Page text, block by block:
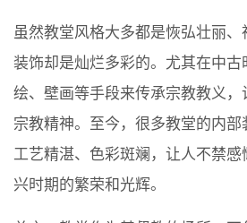
虽然教堂风格大多都是恢弘壮丽
装饰却是灿烂多彩的。尤其在中古
绘、壁画等手段来传承宗教教义，
宗教精神。至今，很多教堂的内部
工艺精湛、色彩斑斓，让人不禁
兴时期的繁荣和光辉。